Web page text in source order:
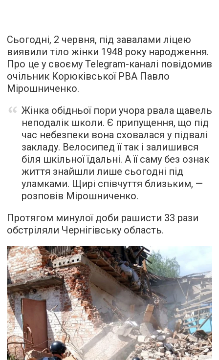
Сьогодні, 2 червня, під завалами ліцею
виявили тіло жінки 1948 року народження.
Про це у своєму Telegram-каналі повідомив
очільник Корюківської РВА Павло
Мірошниченко.
Жінка обідньої пори учора рвала щавель
неподалік школи. Є припущення, що під
час небезпеки вона сховалася у підвалі
закладу. Велосипед її так і залишився
біля шкільної їдальні. А її саму без ознак
життя знайшли лише сьогодні під
уламками. Щирі співчуття близьким, —
розповів Мірошниченко.
Протягом минулої доби рашисти 33 рази
обстріляли Чернігівську область.